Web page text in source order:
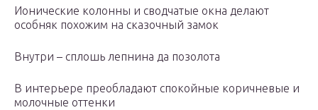
Ионические колонны и сводчатые окна делают
особняк похожим на сказочный замок
Внутри – сплошь лепнина да позолота
В интерьере преобладают спокойные коричневые и
молочные оттенки